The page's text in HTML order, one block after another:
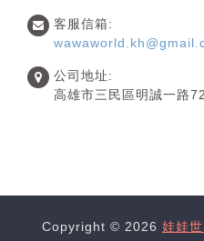
客服信箱:
公司地址:
高雄市三民區明誠一路
Copyright © 2026 娃娃